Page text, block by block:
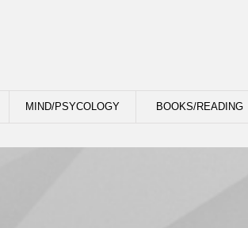
MIND/PSYCOLOGY BOOKS/READING